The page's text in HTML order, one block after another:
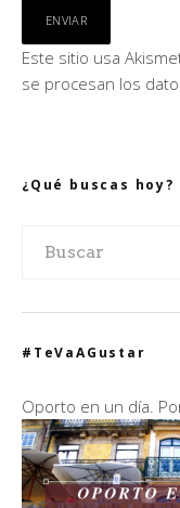
Este sitio usa
se procesan los
¿Qué buscas hoy?
#TeVaAGustar
Oporto en un día.